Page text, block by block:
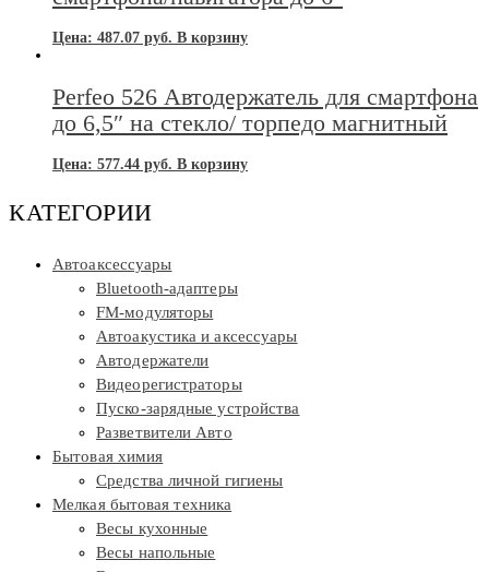
Цена: 487.07 руб. В корзину
Perfeo 526 Автодержатель для смартфона
до 6,5″ на стекло/ торпедо магнитный
Цена: 577.44 руб. В корзину
КАТЕГОРИИ
Автоаксессуары
Bluetooth-адаптеры
FM-модуляторы
Автоакустика и аксессуары
Автодержатели
Видеорегистраторы
Пуско-зарядные устройства
Разветвители Авто
Бытовая химия
Средства личной гигиены
Мелкая бытовая техника
Весы кухонные
Весы напольные